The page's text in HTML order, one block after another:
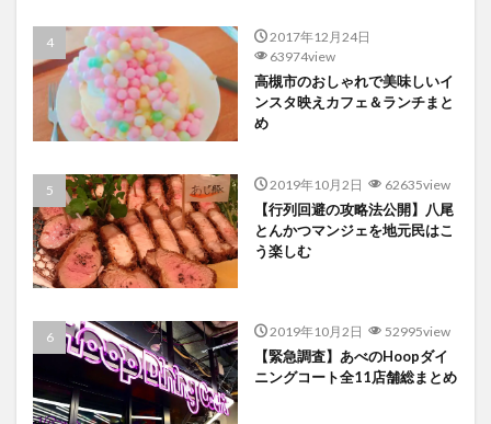
2017年12月24日
63974view
高槻市のおしゃれで美味しいイ
ンスタ映えカフェ＆ランチまと
め
2019年10月2日 62635view
【行列回避の攻略法公開】八尾
とんかつマンジェを地元民はこ
う楽しむ
2019年10月2日 52995view
【緊急調査】あべのHoopダイ
ニングコート全11店舗総まとめ